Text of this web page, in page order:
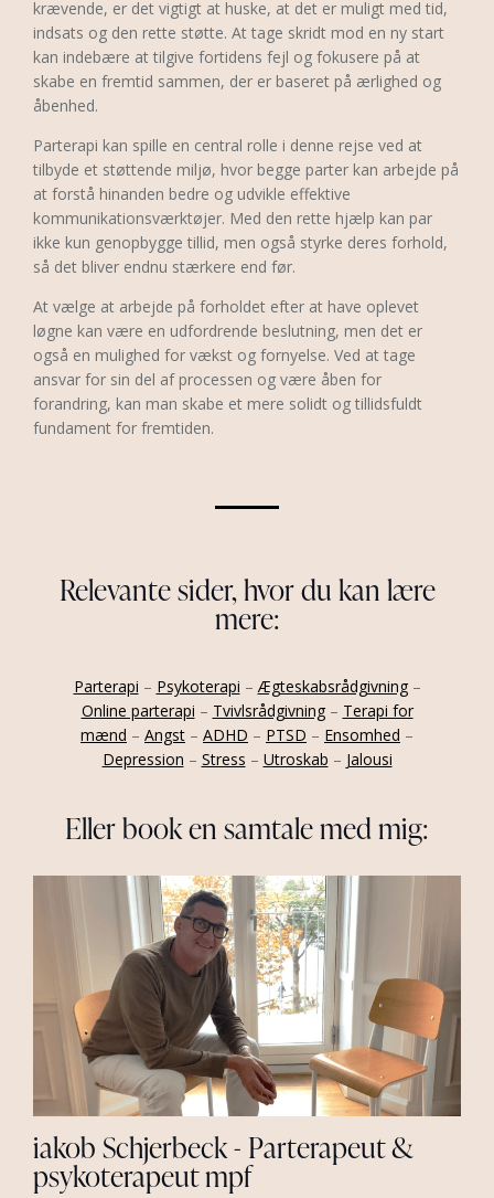
krævende, er det vigtigt at huske, at det er muligt med tid,
indsats og den rette støtte. At tage skridt mod en ny start
kan indebære at tilgive fortidens fejl og fokusere på at
skabe en fremtid sammen, der er baseret på ærlighed og
åbenhed.
Parterapi kan spille en central rolle i denne rejse ved at
tilbyde et støttende miljø, hvor begge parter kan arbejde på
at forstå hinanden bedre og udvikle effektive
kommunikationsværktøjer. Med den rette hjælp kan par
ikke kun genopbygge tillid, men også styrke deres forhold,
så det bliver endnu stærkere end før.
At vælge at arbejde på forholdet efter at have oplevet
løgne kan være en udfordrende beslutning, men det er
også en mulighed for vækst og fornyelse. Ved at tage
ansvar for sin del af processen og være åben for
forandring, kan man skabe et mere solidt og tillidsfuldt
fundament for fremtiden.
Relevante sider, hvor du kan lære
mere:
Parterapi – Psykoterapi –Ægteskabsrådgivning–
Online parterapi – Tvivlsrådgivning– Terapi for
mænd – Angst – ADHD – PTSD – Ensomhed –
Depression – Stress – Utroskab – Jalousi
Eller book en samtale med mig:
iakob Schjerbeck - Parterapeut &
psykoterapeut mpf